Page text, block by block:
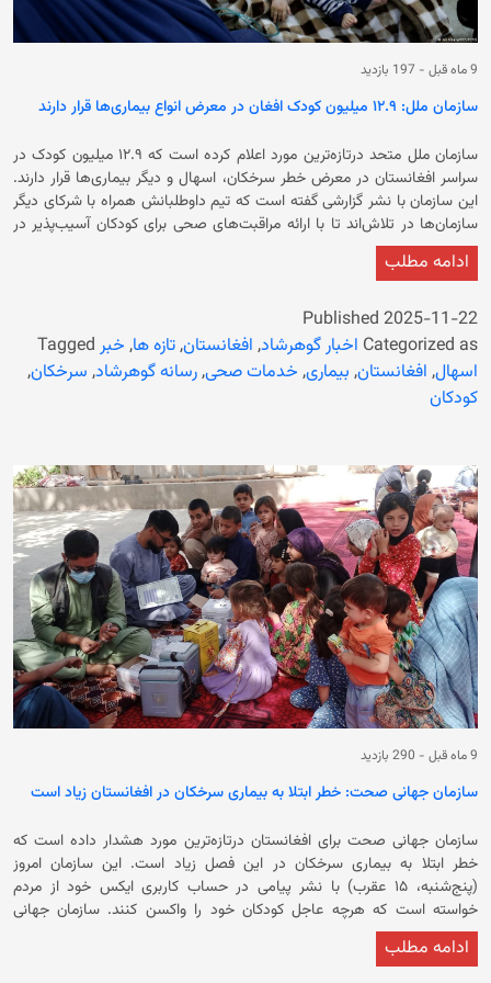
9 ماه قبل - 197 بازدید
سازمان ملل: ۱۲.۹ میلیون کودک افغان در معرض انواع بیماری‌ها قرار دارند
سازمان ملل متحد درتازه‌ترین مورد اعلام کرده است که ۱۲.۹ میلیون کودک در
سراسر افغانستان در معرض خطر سرخکان، اسهال و دیگر بیماری‌ها قرار دارند.
این سازمان با نشر گزارشی گفته است که تیم داوطلبانش همراه با شرکای دیگر
سازمان‌ها در تلاش‌اند تا با ارائه مراقبت‌های صحی برای کودکان آسیب‌پذیر در
افغانستان که به‌طور رسمی زیرمجموعه برنامه «داوطلبان سازمان ملل» فعالیت
بهداشتی، حیاتی است. این تیم در حالی نسبت به خطر شیوع بیماری‌های
مختلف از جمله سرخکان و اسهال در میان کودکان اهل افغانستان هشدار داده
است که سازمان بهداشت جهانی نیز در ۱۸ عقرب اعلام کرده بود از ابتدای سال
جاری تا اکنون بیش از ۵۵ هزار مورد مشکوک به سرخکان در افغانستان گزارش
اعلام کرده بود که تا ماه سرطان سال جاری، مجموعاً بیش از ۱۰۰ هزار مورد
اسهال حاد آبکی و ۴۸ مورد مرگ ناشی از آن ثبت شده است. صندوق کودکان
سازمان ملل متحد گفته بود که بیش از نیمی از مبتلایان را کودکان زیر پنج سال
تشکیل می‌دهند.
ادامه مطلب
Published 2025-11-22
Categorized as اخبار گوهرشاد, افغانستان,تازه ها, خبر Tagged
اسهال, افغانستان, بیماری, خدمات صحی,رسانه گوهرشاد, سرخکان,
کودکان
9 ماه قبل - 290 بازدید
سازمان جهانی صحت: خطر ابتلا به بیماری سرخکان در افغانستان زیاد است
سازمان جهانی صحت برای افغانستان درتازه‌ترین مورد هشدار داده است که
خطر ابتلا به بیماری سرخکان در این فصل زیاد است. این سازمان امروز
(پنج‌شنبه، ۱۵ عقرب) با نشر پیامی در حساب کاربری ایکس خود از مردم
خواسته است که هرچه عاجل کودکان خود را واکسن کنند. سازمان جهانی
صحت در ادامه تاکید کرده است که واکسن سرخکان به‌طور رایگان تطبیق
می‌شود. به گفته‌ی این سازمان، این واکسن بر کودکان زیر پنج سال تزریقادامه مطلب